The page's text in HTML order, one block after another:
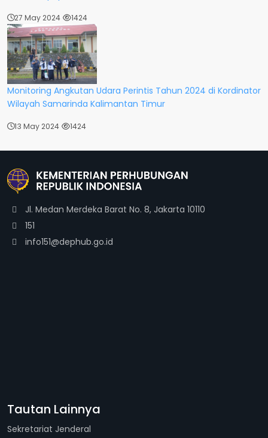
27 May 2024 1424
Monitoring Angkutan Udara Perintis Tahun 2024 di Kordinator
Wilayah Samarinda Kalimantan Timur
13 May 2024 1424
Jl. Medan Merdeka Barat No. 8, Jakarta 10110
151
info151@dephub.go.id
Tautan Lainnya
Sekretariat Jenderal